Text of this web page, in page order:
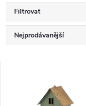
Filtrovat
Ř
a
Nejprodávanější